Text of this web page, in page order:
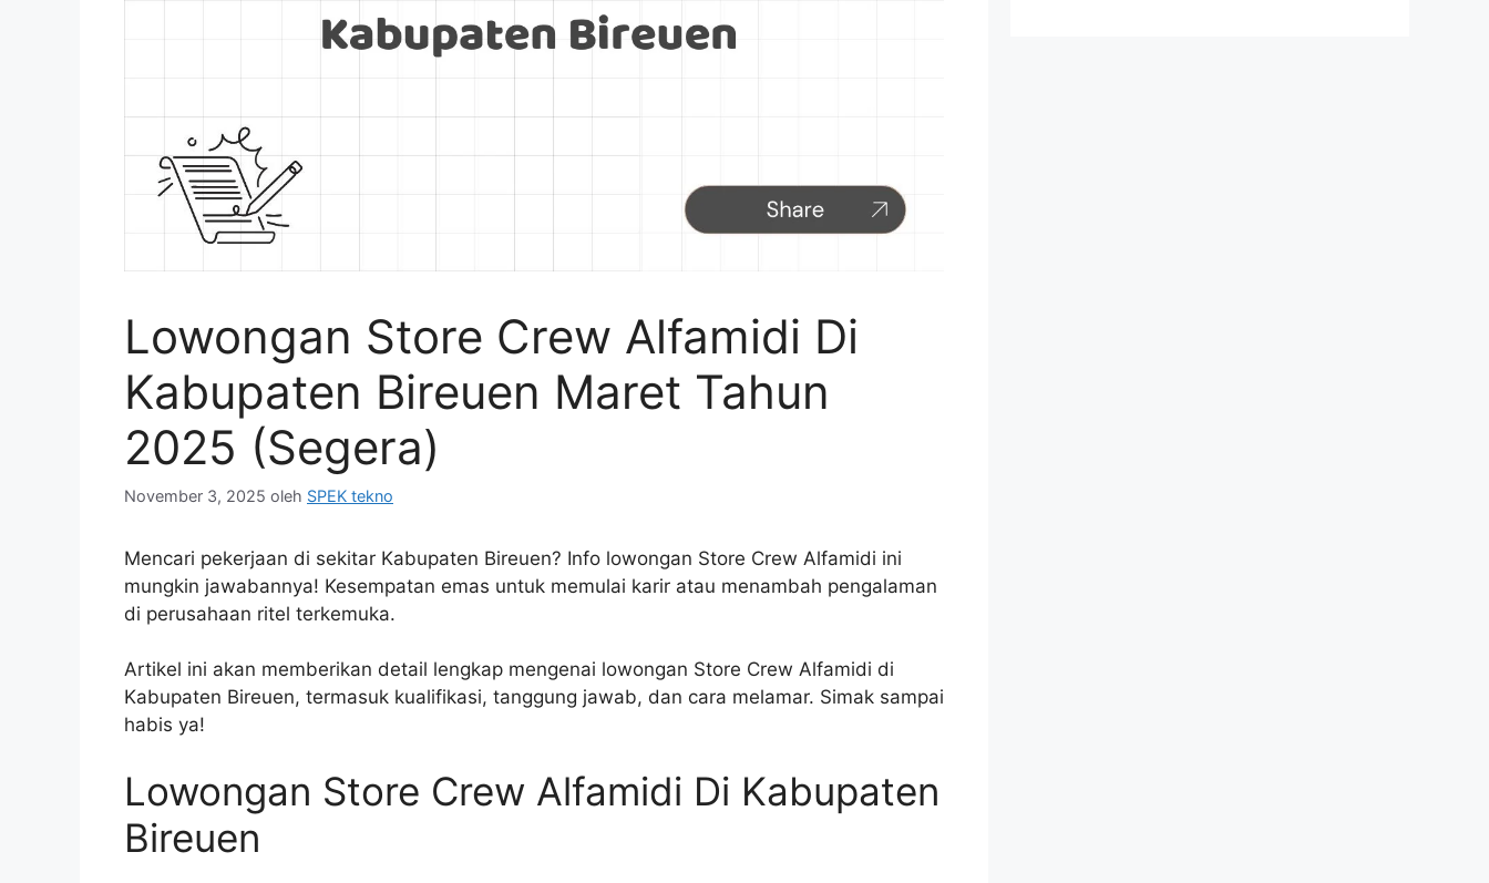
Lowongan Store Crew Alfamidi Di
Kabupaten Bireuen Maret Tahun
2025 (Segera)
November 3, 2025 oleh SPEK tekno
Mencari pekerjaan di sekitar Kabupaten Bireuen? Info lowongan Store Crew Alfamidi ini
mungkin jawabannya! Kesempatan emas untuk memulai karir atau menambah pengalaman
di perusahaan ritel terkemuka.
Artikel ini akan memberikan detail lengkap mengenai lowongan Store Crew Alfamidi di
Kabupaten Bireuen, termasuk kualifikasi, tanggung jawab, dan cara melamar. Simak sampai
habis ya!
Lowongan Store Crew Alfamidi Di Kabupaten
Bireuen